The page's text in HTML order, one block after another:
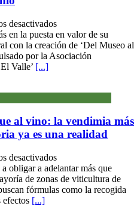
desactivadosen
Cardenete
convierte
sus
aire
libre
con
innovadora
ruta
sobre
micología
en la puesta en valor de su
con la creación de ‘Del Museo al
por la Asociación
Valle’ [...]
al vino: la vendimia más
ya es una realidad
desactivadosen
El
calor
pone
obligar a adelantar más que
de zonas de viticultura de
fórmulas como la recogida
efectos [...]